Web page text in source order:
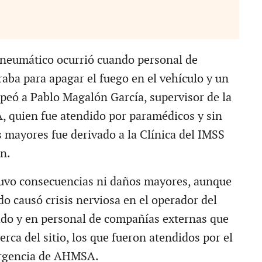
ocurrió cuando personal de
para apagar el fuego en el vehículo y un
a Pablo Magalón García, supervisor de la
quien fue atendido por paramédicos y sin
fue derivado a la Clínica del IMSS
consecuencias ni daños mayores, aunque
causó crisis nerviosa en el operador del
y en personal de compañías externas que
del sitio, los que fueron atendidos por el
de AHMSA.